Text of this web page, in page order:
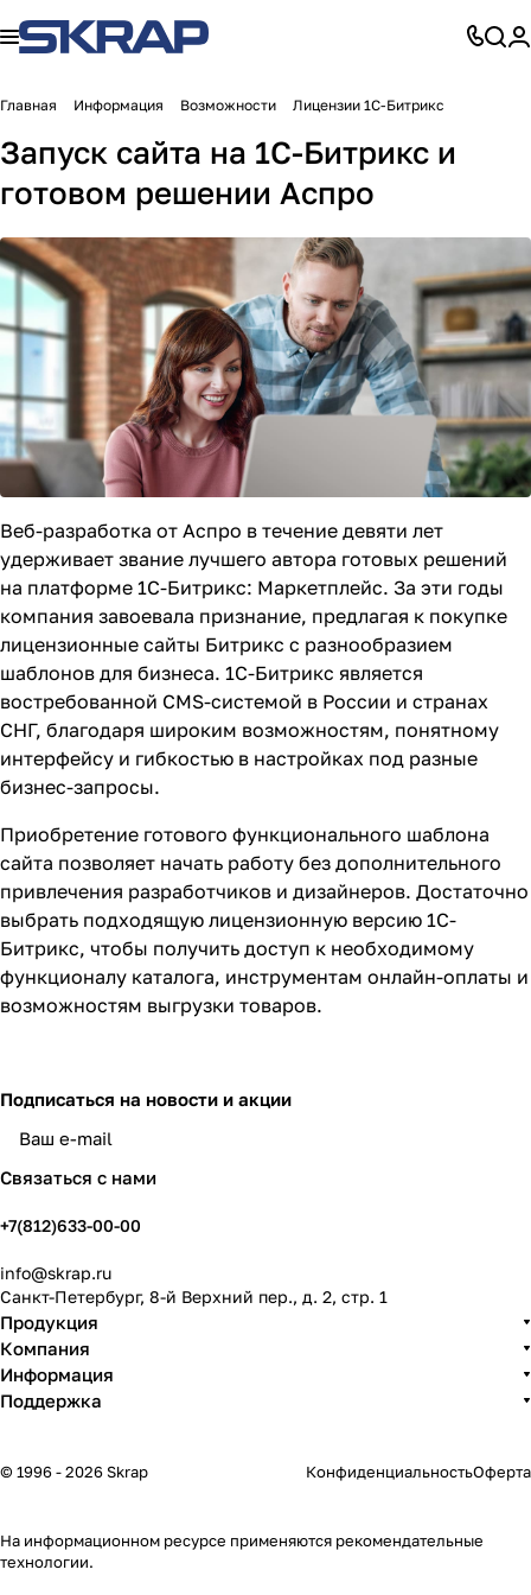
Главная Информация Возможности Лицензии 1С-Битрикс
Запуск сайта на 1С-Битрикс и
готовом решении Аспро
Веб-разработка от Аспро в течение девяти лет
удерживает звание лучшего автора готовых решений
на платформе 1С-Битрикс: Маркетплейс. За эти годы
компания завоевала признание, предлагая к покупке
лицензионные сайты Битрикс с разнообразием
шаблонов для бизнеса. 1C-Битрикс является
востребованной CMS-системой в России и странах
СНГ, благодаря широким возможностям, понятному
интерфейсу и гибкостью в настройках под разные
бизнес-запросы.
Приобретение готового функционального шаблона
сайта позволяет начать работу без дополнительного
привлечения разработчиков и дизайнеров. Достаточно
выбрать подходящую лицензионную версию 1С-
Битрикс, чтобы получить доступ к необходимому
функционалу каталога, инструментам онлайн-оплаты и
возможностям выгрузки товаров.
Подписаться на новости и акции
Связаться с нами
+7(812)633-00-00
info@skrap.ru
Санкт-Петербург, 8-й Верхний пер., д. 2, стр. 1
Продукция
Компания
Информация
Поддержка
© 1996 - 2026 Skrap КонфиденциальностьОферта
На информационном ресурсе применяются рекомендательные
технологии.